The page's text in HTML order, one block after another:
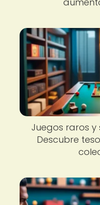
Juegos raros y
Descubre